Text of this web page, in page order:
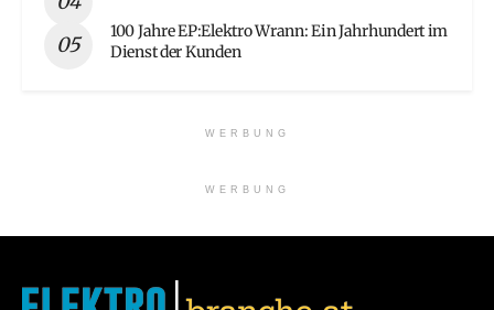
100 Jahre EP:Elektro Wrann: Ein Jahrhundert im
Dienst der Kunden
WERBUNG
WERBUNG